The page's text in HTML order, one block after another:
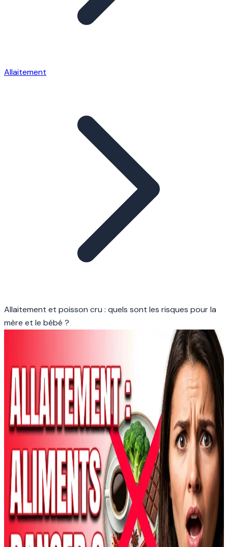
Allaitement
Allaitement et poisson cru : quels sont les risques pour la
mère et le bébé ?